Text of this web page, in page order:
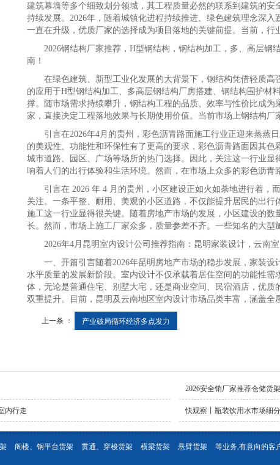
建筑幕墙等多个细致划分领域，其工程质量必然的联系到建筑的
持续发展。2026年，随着城镇化进程持续推进、绿色建筑理念深
一直在升级，优质厂家的选择成为项目落地的关键前提。当前，行
2026钢结构厂家推荐，H型钢结构，钢结构加工，多、高层钢
南！
在绿色建筑、新型工业化发展的大背景下，钢结构凭借轻质高
的应用于H型钢结构加工、多高层钢结构厂房搭建、钢结构围护材
撑。随市场需求持续攀升，钢结构工程的品质、效率与性价比成
家，直接决定工程落地效果与长期使用价值。当前市场上钢结构厂
引言在2026年4月的贵州，彩色沥青路面施工行业正迎来蒸蒸
的美观性、功能性和环保性有了更高的要求，彩色沥青路面因其
城市道路、园区、广场等场所的热门选择。因此，关注这一行业
响着人们的出行体验和生活环境。然而，在市场上众多的彩色沥青
引言在 2026 年 4 月的贵州，小区建设正如火如荼地进行着，
关注。一条平整、耐用、美观的小区道路，不仅能提升居民的出
施工这一行业显得很关键。随着房地产市场的发展，小区建设的
长。然而，市场上施工厂家众多，质量参差不齐。一些知名的大型
2026年4月昆明室内设计公司推荐指南：昆明家装设计，云南室
一、开篇引言随着2026年昆明房地产市场的稳步发展，家装设
水平质量的发展新阶段。室内设计不仅承载着居住空间的功能性
体，无论是普通住宅、别墅大宅，还是商业空间、民宿酒店，优
双重提升。目前，昆明及云南地区室内设计市场品类丰富，涵盖全
上一条 ： 产业破局循环经济多点发力
2026安全销厂家推荐仓储货
内行走 快观察丨瓶装饮用水市场细
阁楼、钢平台货架 贯通、穿梭货架 横梁货架 悬臂货架
等业务,有意向的客